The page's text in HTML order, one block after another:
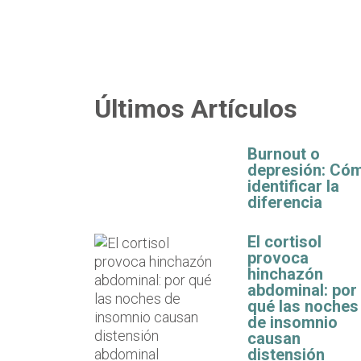
Últimos Artículos
Burnout o
depresión:
identificar la
diferencia
El cortisol
provoca
hinchazón
abdominal: por
qué las noches
de insomnio
causan
distensión